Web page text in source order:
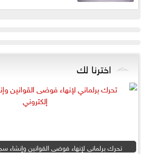
اخترنا لك
تحرك برلماني لإنهاء فوضى القوانين وإنشاء